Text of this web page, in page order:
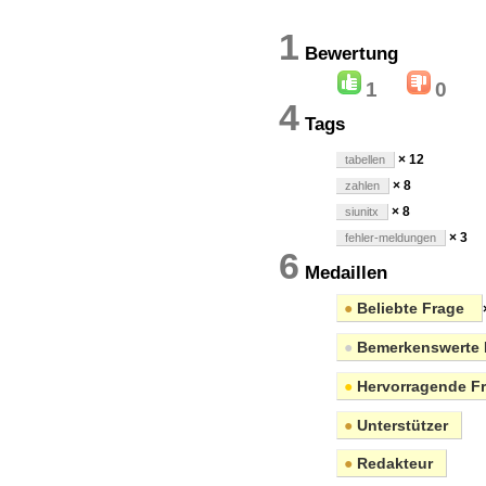
1 Bewertung
1 0
4 Tags
tabellen × 12
zahlen × 8
siunitx × 8
fehler-meldungen × 3
6 Medaillen
● Beliebte Frage
● Bemerkenswerte
● Hervorragende
● Unterstützer
● Redakteur